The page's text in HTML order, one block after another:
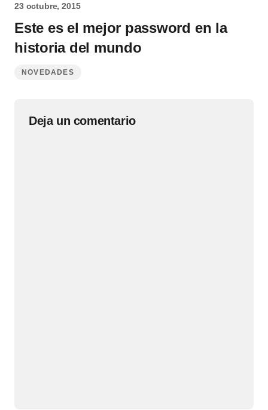
23 octubre, 2015
Este es el mejor password en la
historia del mundo
NOVEDADES
Deja un comentario